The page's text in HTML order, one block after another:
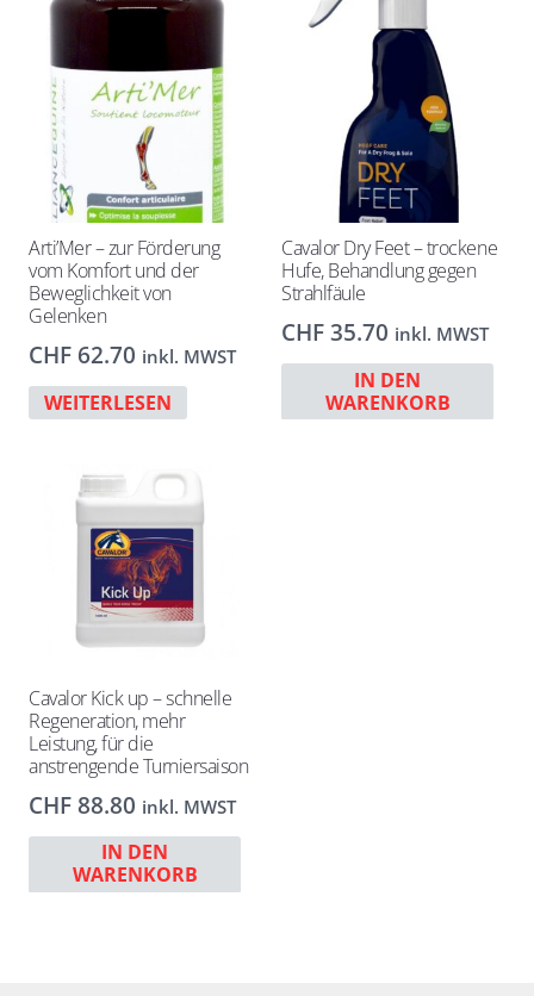
Arti’Mer – zur Förderung
vom Komfort und der
Beweglichkeit von
Gelenken
CHF 62.70 inkl. MWST
WEITERLESEN
Cavalor Dry Feet – trockene
Hufe, Behandlung gegen
Strahlfäule
CHF35.70 inkl. MWST
IN DEN
WARENKORB
Cavalor Kick up – schnelle
Regeneration, mehr
Leistung, für die
anstrengende Turniersaison
CHF88.80 inkl. MWST
IN DEN
WARENKORB